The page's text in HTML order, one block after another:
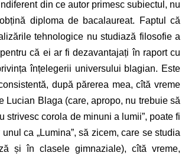
din ce autor primesc subiectul, nu
diploma de bacalaureat. Faptul că
tehnologice nu studiază filosofie a
că ei ar fi dezavantajați în raport cu
înțelegerii universului blagian. Este
după părerea mea, cîtă vreme
Lucian Blaga (care, apropo, nu trebuie să
strivesc corola de minuni a lumii”, poate fi
ca „Lumina”, să zicem, care se studia
și în clasele gimnaziale), cîtă vreme,